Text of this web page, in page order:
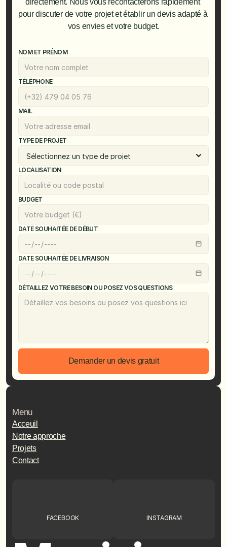
directement. Nous vous recontacterons rapidement
pour discuter de votre projet et établir un devis adapté à
vos envies et votre budget.
NOM ET PRÉNOM
TÉLÉPHONE
MAIL
TYPE DE PROJET
LOCALISATION
BUDGET
DATE SOUHAITÉE DE DÉBUT
DATE SOUHAITÉE DE LIVRAISON
DÉTAILLEZ VOTRE BESOIN OU POSEZ VOS QUESTIONS
Demander un devis gratuit
FACEBOOK INSTAGRAM
Menu
Acceuil
Notre approche
Projets
Contact